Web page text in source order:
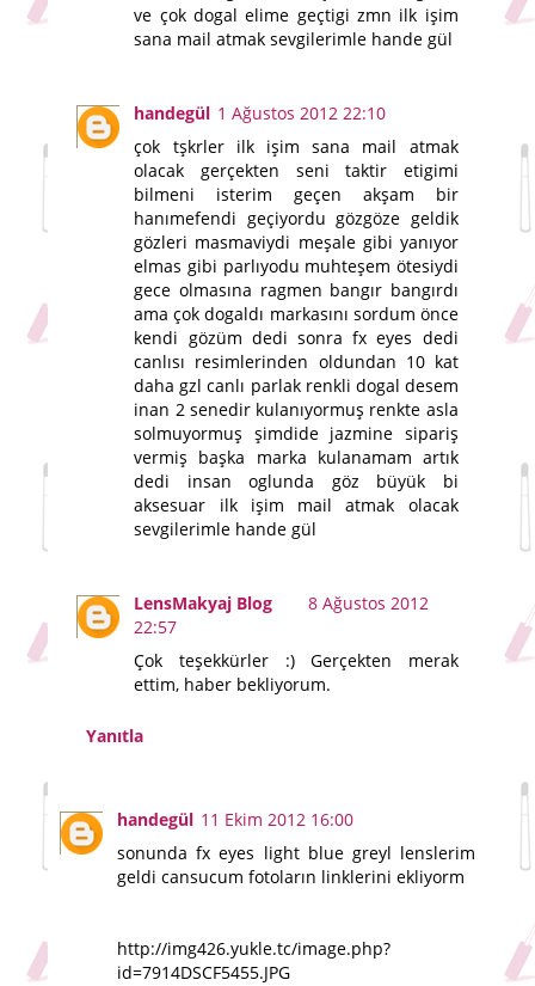
ve çok dogal elime geçtigi zmn ilk işim
sana mail atmak sevgilerimle hande gül
handegül 1 Ağustos 2012 22:10
çok tşkrler ilk işim sana mail atmak
olacak gerçekten seni taktir etigimi
bilmeni isterim geçen akşam bir
hanımefendi geçiyordu gözgöze geldik
gözleri masmaviydi meşale gibi yanıyor
elmas gibi parlıyodu muhteşem ötesiydi
gece olmasına ragmen bangır bangırdı
ama çok dogaldı markasını sordum önce
kendi gözüm dedi sonra fx eyes dedi
canlısı resimlerinden oldundan 10 kat
daha gzl canlı parlak renkli dogal desem
inan 2 senedir kulanıyormuş renkte asla
solmuyormuş şimdide jazmine sipariş
vermiş başka marka kulanamam artık
dedi insan oglunda göz büyük bi
aksesuar ilk işim mail atmak olacak
sevgilerimle hande gül
LensMakyaj Blog
8 Ağustos 2012
22:57
Çok teşekkürler :) Gerçekten merak
ettim, haber bekliyorum.
Yanıtla
handegül 11 Ekim 2012 16:00
sonunda fx eyes light blue greyl lenslerim
geldi cansucum fotoların linklerini ekliyorm
http://img426.yukle.tc/image.php?
id=7914DSCF5455.JPG